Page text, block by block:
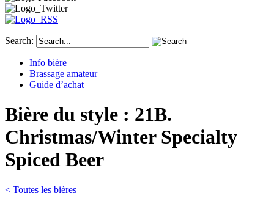
Search:
Info bière
Brassage amateur
Guide d’achat
Bière du style : 21B.
Christmas/Winter Specialty
Spiced Beer
< Toutes les bières